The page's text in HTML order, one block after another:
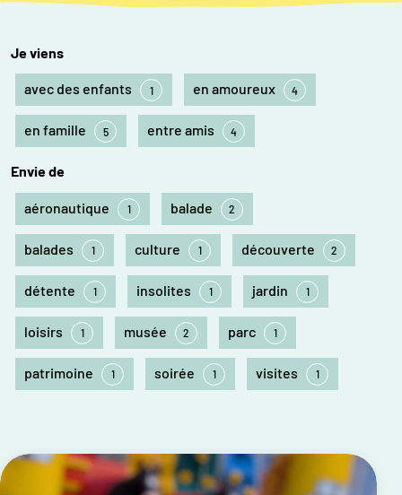
Je viens
avec des enfants 1 en amoureux 4
en famille 5 entre amis 4
Envie de
aéronautique 1 balade 2
balades 1 culture 1 découverte 2
détente 1 insolites 1 jardin 1
loisirs 1 musée 2 parc 1
patrimoine 1 soirée 1 visites 1